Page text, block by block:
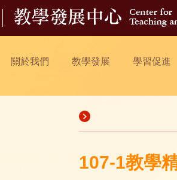
關於我們 教學發展 學習促進
107-1教學